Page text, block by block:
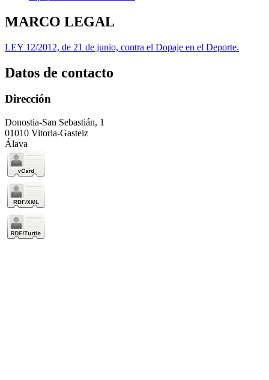
MARCO LEGAL
LEY 12/2012, de 21 de junio, contra el Dopaje en el Deporte.
Datos de contacto
Dirección
Donostia-San Sebastián, 1
01010 Vitoria-Gasteiz
Álava